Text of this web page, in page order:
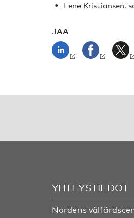
Lene Kristiansen,
JAA
YHTEYSTIEDOT
Nordens